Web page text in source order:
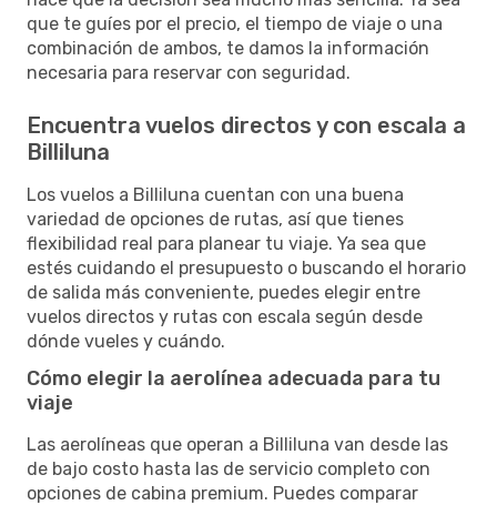
que te guíes por el precio, el tiempo de viaje o una
combinación de ambos, te damos la información
necesaria para reservar con seguridad.
Encuentra vuelos directos y con escala a
Billiluna
Los vuelos a Billiluna cuentan con una buena
variedad de opciones de rutas, así que tienes
flexibilidad real para planear tu viaje. Ya sea que
estés cuidando el presupuesto o buscando el horario
de salida más conveniente, puedes elegir entre
vuelos directos y rutas con escala según desde
dónde vueles y cuándo.
Cómo elegir la aerolínea adecuada para tu
viaje
Las aerolíneas que operan a Billiluna van desde las
de bajo costo hasta las de servicio completo con
opciones de cabina premium. Puedes comparar